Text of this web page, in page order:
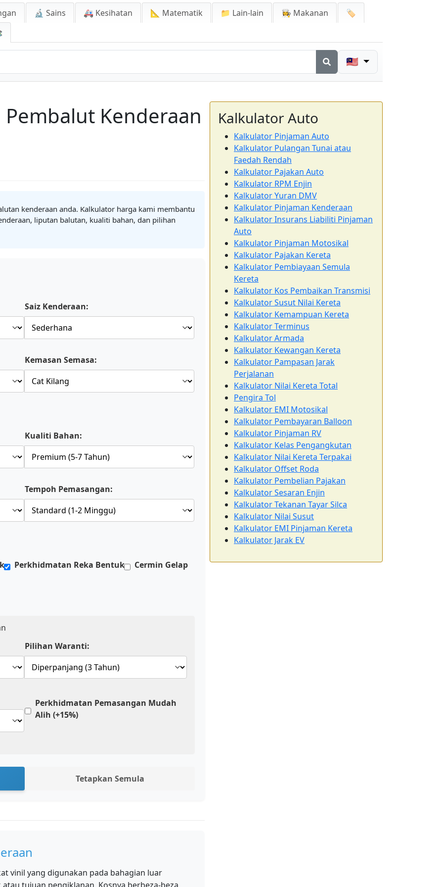
🔬 Sains 🚑 Kesihatan 📐 Matematik 📁 Lain-lain 👩‍🍳 Makanan
🏷️
🇲🇾
Kenderaan
kenderaan anda. Kalkulator harga kami membantu
liputan balutan, kualiti bahan, dan pilihan
Saiz Kenderaan:
Kemasan Semasa:
Kualiti Bahan:
Tempoh Pemasangan:
Perkhidmatan Reka Bentuk Cermin Gelap
Pilihan Waranti:
Perkhidmatan Pemasangan Mudah
Alih (+15%)
Tetapkan Semula
vinil yang digunakan pada bahagian luar
Kalkulator Auto
Kalkulator Pinjaman Auto
Kalkulator Pulangan Tunai atau
Faedah Rendah
Kalkulator Pajakan Auto
Kalkulator RPM Enjin
Kalkulator Yuran DMV
Kalkulator Pinjaman Kenderaan
Kalkulator Insurans Liabiliti Pinjaman
Auto
Kalkulator Pinjaman Motosikal
Kalkulator Pajakan Kereta
Kalkulator Pembiayaan Semula
Kereta
Kalkulator Kos Pembaikan Transmisi
Kalkulator Susut Nilai Kereta
Kalkulator Kemampuan Kereta
Kalkulator Terminus
Kalkulator Armada
Kalkulator Kewangan Kereta
Kalkulator Pampasan Jarak
Perjalanan
Kalkulator Nilai Kereta Total
Pengira Tol
Kalkulator EMI Motosikal
Kalkulator Pembayaran Balloon
Kalkulator Pinjaman RV
Kalkulator Kelas Pengangkutan
Kalkulator Nilai Kereta Terpakai
Kalkulator Offset Roda
Kalkulator Pembelian Pajakan
Kalkulator Sesaran Enjin
Kalkulator Tekanan Tayar Silca
Kalkulator Nilai Susut
Kalkulator EMI Pinjaman Kereta
Kalkulator Jarak EV